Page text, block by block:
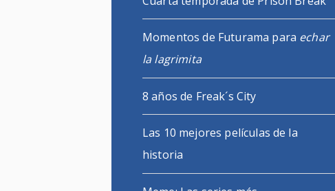
Momentos de Futurama para echar
la lagrimita
8 años de Freak´s City
Las 10 mejores películas de la
historia